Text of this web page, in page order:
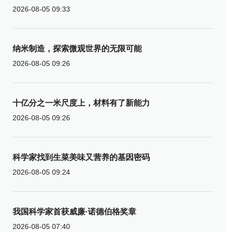
2026-08-05 09:33
纳米制造，探索微观世界的无限可能
2026-08-05 09:26
十亿分之一米尺度上，材料有了新能力
2026-08-05 09:26
科学家找到生菜美味又营养的基因密码
2026-08-05 09:24
我国科学家首获威廉·诺德伯格奖章
2026-08-05 07:40